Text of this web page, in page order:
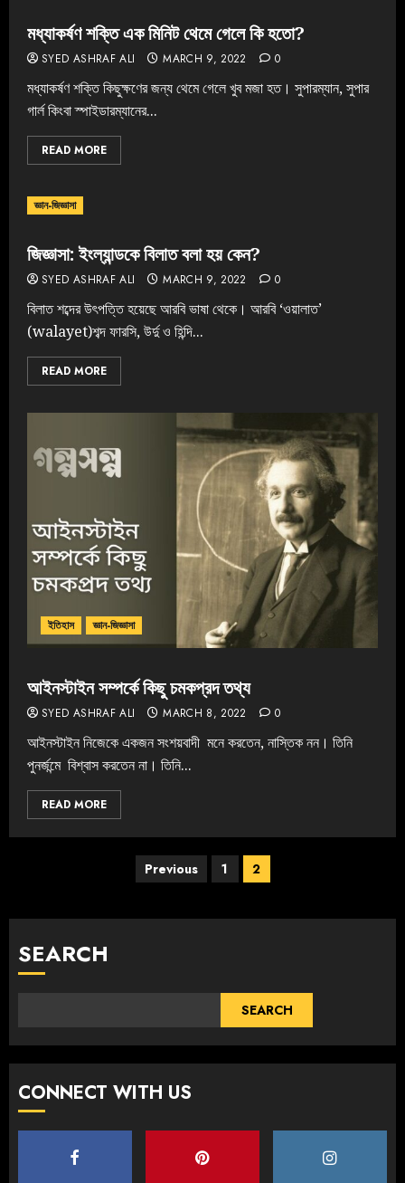
মধ্যাকর্ষণ শক্তি এক মিনিট থেমে গেলে কি হতো?
SYED ASHRAF ALI MARCH 9, 2022 0
মধ্যাকর্ষণ শক্তি কিছুক্ষণের জন্য থেমে গেলে খুব মজা হত। সুপারম্যান, সুপার
গার্ল কিংবা স্পাইডারম্যানের...
READ MORE
জ্ঞান-জিজ্ঞাসা
জিজ্ঞাসা: ইংল্যান্ডকে বিলাত বলা হয় কেন?
SYED ASHRAF ALI MARCH 9, 2022 0
বিলাত শব্দের উৎপত্তি হয়েছে আরবি ভাষা থেকে। আরবি ‘ওয়ালাত’
(walayet)শব্দ ফারসি, উর্দু ও হিন্দি...
READ MORE
ইতিহাস জ্ঞান-জিজ্ঞাসা
আইনস্টাইন সম্পর্কে কিছু চমকপ্রদ তথ্য
SYED ASHRAF ALI MARCH 8, 2022 0
আইনস্টাইন নিজেকে একজন সংশয়বাদী মনে করতেন, নাস্তিক নন। তিনি
পুনর্জন্মে বিশ্বাস করতেন‌ না। তিনি...
READ MORE
Previous 1 2
SEARCH
SEARCH
CONNECT WITH US